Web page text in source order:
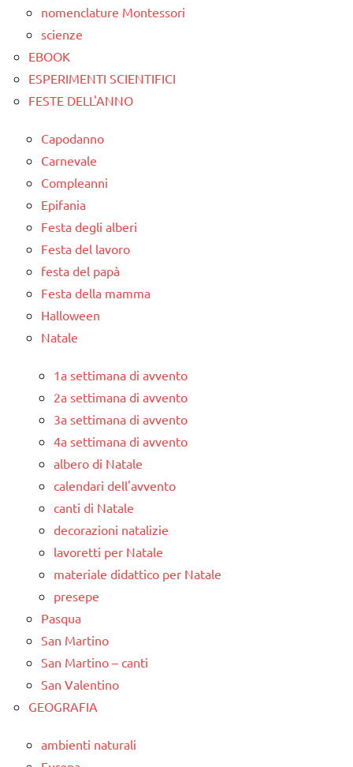
TUTTI GLI
ARTICOLI
nomenclature Montessori
scienze
EBOOK
ESPERIMENTI SCIENTIFICI
FESTE DELL'ANNO
Capodanno
Carnevale
Compleanni
Epifania
Festa degli alberi
Festa del lavoro
festa del papà
Festa della mamma
Halloween
Natale
1a settimana di avvento
2a settimana di avvento
3a settimana di avvento
4a settimana di avvento
albero di Natale
calendari dell'avvento
canti di Natale
decorazioni natalizie
lavoretti per Natale
materiale didattico per Natale
presepe
Pasqua
San Martino
San Martino – canti
San Valentino
GEOGRAFIA
ambienti naturali